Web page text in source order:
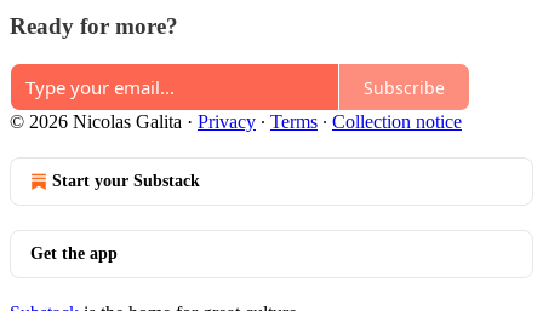
Ready for more?
Subscribe
© 2026 Nicolas Galita · Privacy ∙ Terms ∙ Collection notice
Start your Substack
Get the app